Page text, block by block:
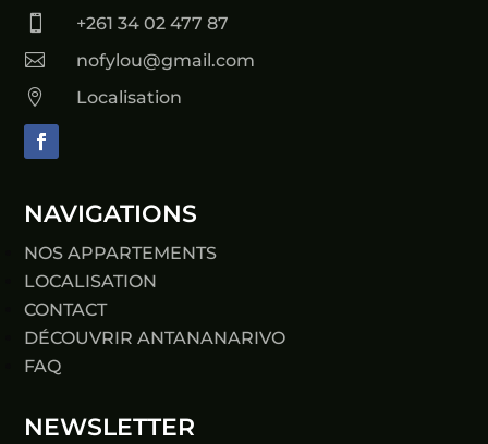
+261 34 02 477 87
 nofylou@gmail.com
 Localisation
NAVIGATIONS
NOS APPARTEMENTS
LOCALISATION
CONTACT
DÉCOUVRIR ANTANANARIVO
FAQ
NEWSLETTER